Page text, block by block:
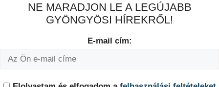
NE MARADJON LE A LEGÚJABB
GYÖNGYÖSI HÍREKRŐL!
E-mail cím: